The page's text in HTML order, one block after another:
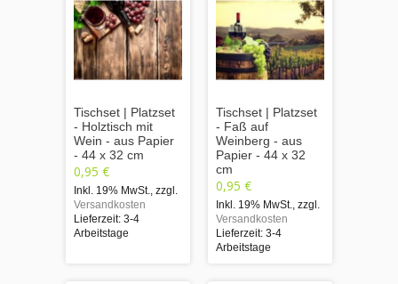
Tischset | Platzset
- Holztisch mit
Wein - aus Papier
- 44 x 32 cm
0,95 €
Inkl. 19% MwSt. zzgl.
Versandkosten
Lieferzeit: 3-4
Arbeitstage
Tischset | Platzset
- Faß auf
Weinberg - aus
Papier - 44 x 32
cm
0,95 €
Inkl. 19% MwSt. zzgl.
Versandkosten
Lieferzeit: 3-4
Arbeitstage